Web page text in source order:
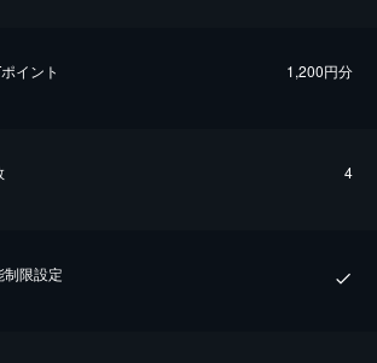
イント 1,200円分
4
限設定